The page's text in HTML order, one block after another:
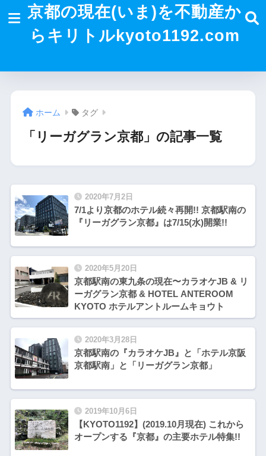
京都の現在(いま)を不動産か
らキリトルkyoto1192.com
ホーム タグ
「リーガグラン京都」の記事一覧
2020年7月2日
7/1より京都のホテル続々再開!! 京都駅南の
『リーガグラン京都』は7/15(水)開業!!
2020年5月20日
京都駅南の東九条の現在〜カラオケJB & リ
ーガグラン京都 & HOTEL ANTEROOM
KYOTO ホテルアントルームキョウト
2020年3月28日
京都駅南の『カラオケJB』と「ホテル京阪
京都駅南」と「リーガグラン京都」
2019年10月6日
【KYOTO1192】(2019.10月現在) これから
オープンする『京都』の主要ホテル特集!!